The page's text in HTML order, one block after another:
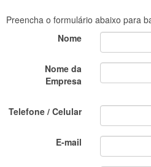
Preencha o formulário abaixo para
Nome
Nome da
Empresa
Telefone / Celular
E-mail